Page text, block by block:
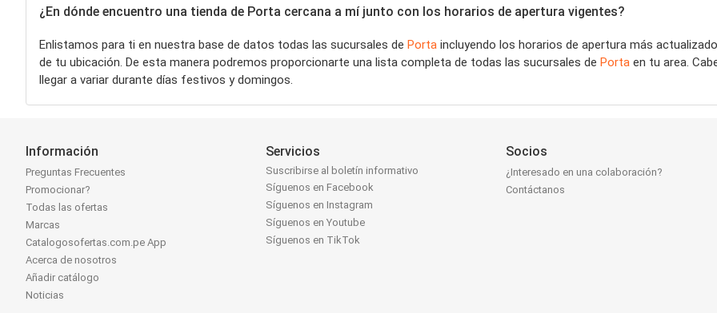
¿En dónde encuentro una tienda de Porta cercana a mí junto con los horarios de apertura vigentes?
Enlistamos para ti en nuestra base de datos todas las sucursales de Porta incluyendo los horarios de apertura más
de tu ubicación. De esta manera podremos proporcionarte una lista completa de todas las sucursales de Porta en tu area.
llegar a variar durante días festivos y domingos.
Información
Preguntas Frecuentes
Promocionar?
Todas las ofertas
Marcas
Catalogosofertas.com.pe App
Acerca de nosotros
Añadir catálogo
Noticias
Servicios
Suscribirse al boletín informativo
Síguenos en Facebook
Síguenos en Instagram
Síguenos en Youtube
Síguenos en TikTok
Socios
¿Interesado en una colaboración?
Contáctanos